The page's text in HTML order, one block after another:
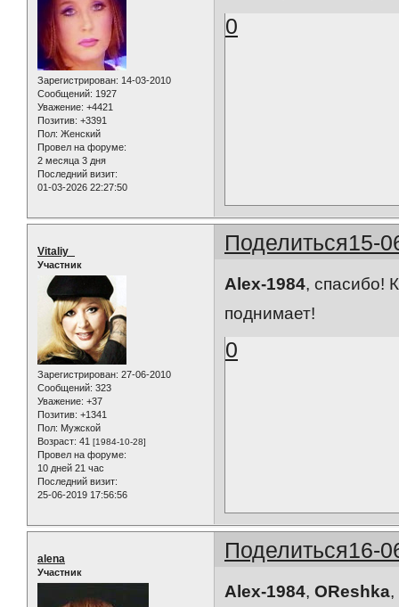
Зарегистрирован: 14-03-2010
Сообщений: 1927
Уважение: +4421
Позитив: +3391
Пол: Женский
Провел на форуме:
2 месяца 3 дня
Последний визит:
01-03-2026 22:27:50
0
Поделиться15-
Vitaliy_
Участник
Зарегистрирован: 27-06-2010
Сообщений: 323
Уважение: +37
Позитив: +1341
Пол: Мужской
Возраст: 41 [1984-10-28]
Провел на форуме:
10 дней 21 час
Последний визит:
25-06-2019 17:56:56
Alex-1984, спасибо!
поднимает!
0
Поделиться16-
alena
Участник
Alex-1984,OReshka,